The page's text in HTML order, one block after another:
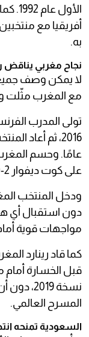
أفريقيا مع
به.
نجاح مغربي يناقض
لا يمكن وصف جميع
مع المغرب مثّلت
تولى المدرب
على كوت ديفوار 2-0 في أبيدجان.
ودخل المنتخب
دون استقبال أي
مواجهات قوية أمام
قبل الخسارة
نسخة
المسرح العالمي.
السعودية تمنحه